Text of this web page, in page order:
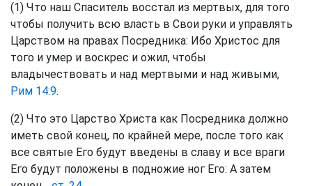
(1) Что наш Спаситель восстал из мертвых, для того
чтобы получить всю власть в Свои руки и управлять
Царством на правах Посредника: Ибо Христос для
того и умер и воскрес и ожил, чтобы
владычествовать и над мертвыми и над живыми,
Рим 14:9.
(2) Что это Царство Христа как Посредника должно
иметь свой конец, по крайней мере, после того как
все святые Его будут введены в славу и все враги
Его будут положены в подножие ног Его: А затем